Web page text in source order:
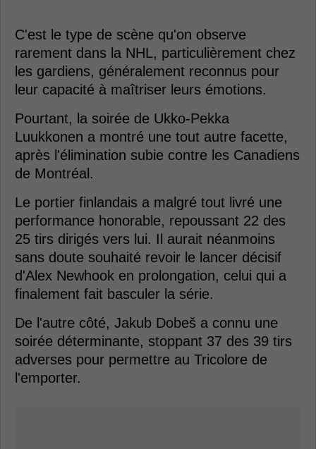
C'est le type de scène qu'on observe
rarement dans la NHL, particulièrement chez
les gardiens, généralement reconnus pour
leur capacité à maîtriser leurs émotions.
Pourtant, la soirée de Ukko-Pekka
Luukkonen a montré une tout autre facette,
après l'élimination subie contre les Canadiens
de Montréal.
Le portier finlandais a malgré tout livré une
performance honorable, repoussant 22 des
25 tirs dirigés vers lui. Il aurait néanmoins
sans doute souhaité revoir le lancer décisif
d'Alex Newhook en prolongation, celui qui a
finalement fait basculer la série.
De l'autre côté, Jakub Dobeš a connu une
soirée déterminante, stoppant 37 des 39 tirs
adverses pour permettre au Tricolore de
l'emporter.